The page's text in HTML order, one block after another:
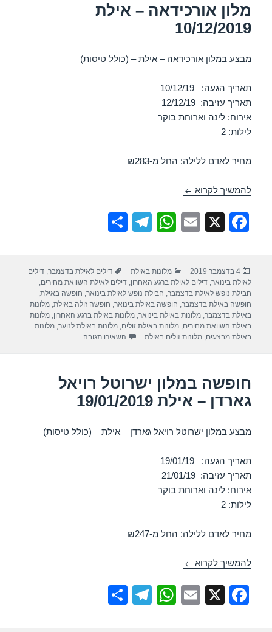
מלון אורכידאה – אילת
10/12/2019
מבצע במלון אורכידאה – אילת – (כולל טיסות)
תאריך הגעה: 10/12/19
תאריך עזיבה: 12/12/19
אירוח: לינה וארוחת בוקר
לילות: 2
מחיר לאדם ללילה: החל מ-₪283
להמשיך לקרוא מלון אורכידאה – אילת 10/12/2019
F
e
b
o
o
X
E
W
s
A
p
p
T
gr
a
m
e
פורסם
בתאריך
4 בדצמבר 2019 קטגוריות
מלונות באילת תגיות
דילים לאילת בדצמבר,דילים
לאילת בינואר,דילים לאילת ברגע האחרון,דילים לאילת השוואת מחירים,
חבילת נופש לאילת בדצמבר, חבילת נופש לאילת בינואר, חופשה באילת,
חופשה באילת בדצמבר, חופשה באילת בינואר, חופשה זולה באילת,מלונות
באילת בדצמבר,מלונות באילת בינואר,מלונות באילת ברגע האחרון,מלונות
באילת השוואת מחירים,מלונות באילת זולים,מלונות באילת לנוער,מלונות
באילת מבצעים,מלונות זולים באילת השאירו תגובה
חופשה במלון ישרוטל רויאל
גארדן – אילת 19/01/2019
מבצע במלון ישרוטל רויאל גארדן – אילת – (כולל טיסות)
תאריך הגעה: 19/01/19
תאריך עזיבה: 21/01/19
אירוח: לינה וארוחת בוקר
לילות: 2
מחיר לאדם ללילה: החל מ-₪247
להמשיך לקרוא חופשה במלון ישרוטל רויאל גארדן – אילת 19/01/2019
F
X
E
W
T